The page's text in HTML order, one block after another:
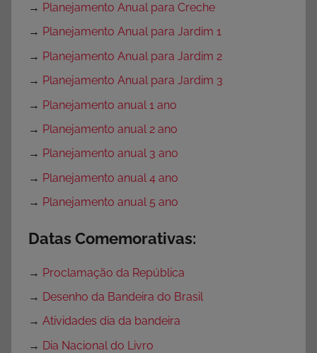
→ Planejamento Anual para Creche
→ Planejamento Anual para Jardim 1
→ Planejamento Anual para Jardim 2
→ Planejamento Anual para Jardim 3
→ Planejamento anual 1 ano
→ Planejamento anual 2 ano
→ Planejamento anual 3 ano
→ Planejamento anual 4 ano
→ Planejamento anual 5 ano
Datas Comemorativas:
→ Proclamação da República
→ Desenho da Bandeira do Brasil
→ Atividades dia da bandeira
→ Dia Nacional do Livro